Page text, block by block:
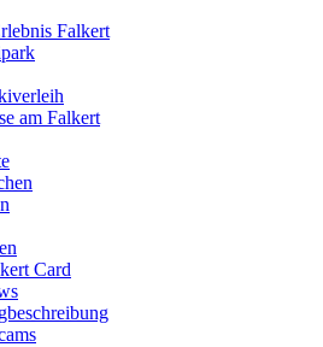
Falkert
am Falkert
Card